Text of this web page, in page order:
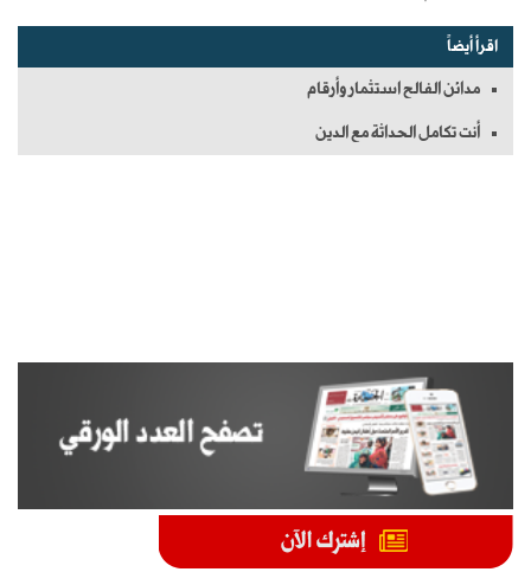
اقرأ أيضاً
مدائن الفالح استثمار وأرقام
أنت تكامل الحداثة مع الدين